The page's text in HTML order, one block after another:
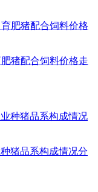
猪配合饲料价格走
猪品系构成情况分